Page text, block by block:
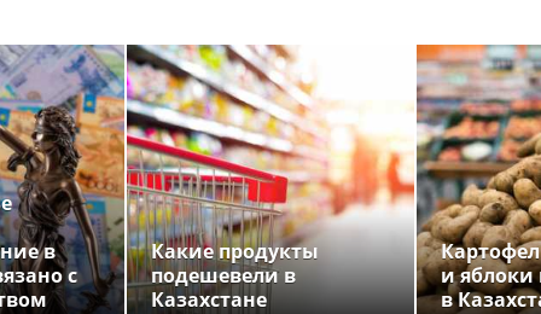
в
с
Какие продукты
подешевели в
Казахстане
и
в